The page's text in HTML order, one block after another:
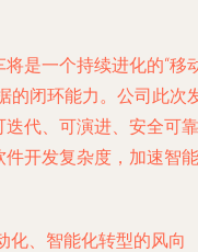
是一个持续进化的“移
的闭环能力。公司此次
代、可演进、安全可靠
开发复杂度，加速智能
化、智能化转型的风向